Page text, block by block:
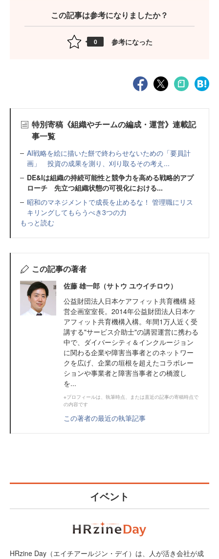
この記事は参考になりましたか？
0 参考になった
特別寄稿《組織やチームの編成・運営》連載記
事一覧
AI戦略を絵に描いた餅で終わらせないための「要員計
画」 投資の成果を測り、刈り取るその考え...
DE&Iは組織の持続可能性と競争力を高める戦略的アプ
ローチ 先立つ組織状態の可視化における...
昭和のマネジメントで成長を止めるな！ 管理職にリス
キリングしてもらうべき3つの力
もっと読む
この記事の著者
佐藤 雄一郎（サトウ ユウイチロウ）
公益財団法人日本ケアフィット共育機構 経
営企画室室長。2014年公益財団法人日本ケ
アフィット共育機構入構。年間1万人近く受
講する"サービス介助士"の講習運営に携わる
中で、ダイバーシティ＆インクルージョン
に関わる企業や障害当事者とのネットワー
クを広げ、企業の垣根を超えたコラボレー
ションや事業者と障害当事者との橋渡し
を...
※プロフィールは、執筆時点、または直近の記事の寄稿時点で
の内容です
この著者の最近の執筆記事
イベント
HRzine Day（エイチアールジン・デイ）は、人が活き会社が成